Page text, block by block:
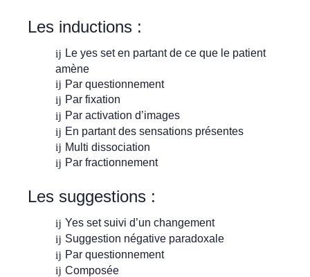
Les inductions :
Le yes set en partant de ce que le patient
amène
Par questionnement
Par fixation
Par activation d’images
En partant des sensations présentes
Multi dissociation
Par fractionnement
Les suggestions :
Yes set suivi d’un changement
Suggestion négative paradoxale
Par questionnement
Composée